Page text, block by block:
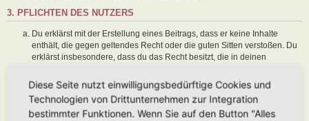
3. PFLICHTEN DES NUTZERS
Du erklärst mit der Erstellung eines Beitrags, dass er keine Inhalte
enthält, die gegen geltendes Recht oder die guten Sitten verstoßen. Du
erklärst insbesondere, dass du das Recht besitzt, die in deinen
Der Betreiber des Boards übt das Hausrecht aus. Bei Verstößen gegen
diese Nutzungsbedingungen oder anderer im Board veröffentlichten
Regeln kann der Betreiber dich nach Abmahnung zeitweise oder
dauerhaft von der Nutzung dieses Boards ausschließen und dir ein
Diese Seite nutzt einwilligungsbedürftige Cookies und
Technologien von Drittunternehmen zur Integration
bestimmter Funktionen. Wenn Sie auf den Button "Alles